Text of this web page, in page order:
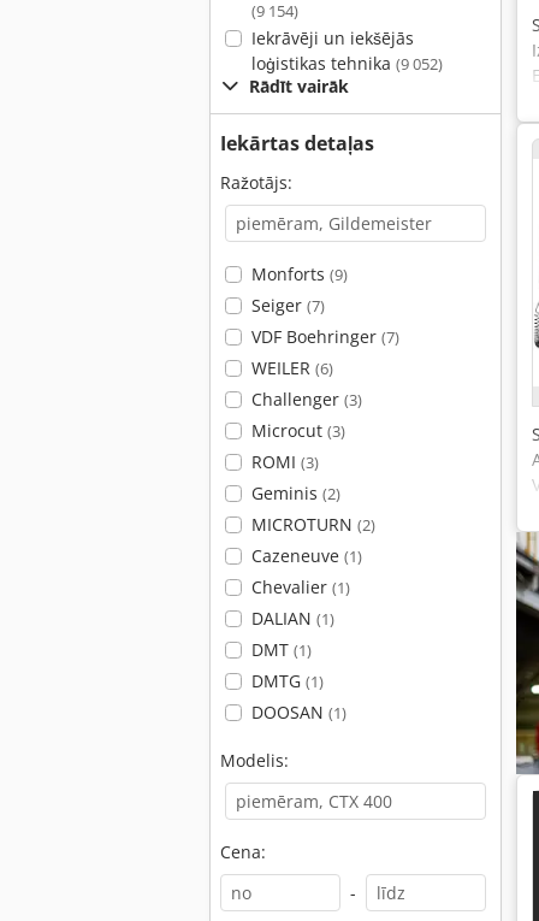
(9 154)
Iekrāvēji un iekšējās
loģistikas tehnika (9 052)
Rādīt vairāk
Iekārtas detaļas
Ražotājs:
Monforts (9)
Seiger (7)
VDF Boehringer (7)
WEILER (6)
Challenger (3)
Microcut (3)
ROMI (3)
Geminis (2)
MICROTURN (2)
Cazeneuve (1)
Chevalier (1)
DALIAN (1)
DMT (1)
DMTG (1)
DOOSAN (1)
Modelis:
Cena:
-